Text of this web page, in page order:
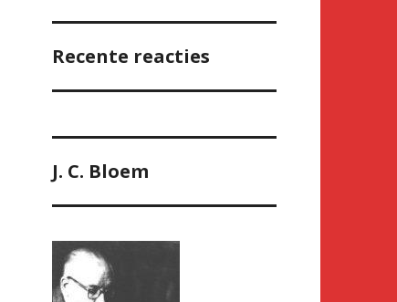
Recente reacties
J. C. Bloem